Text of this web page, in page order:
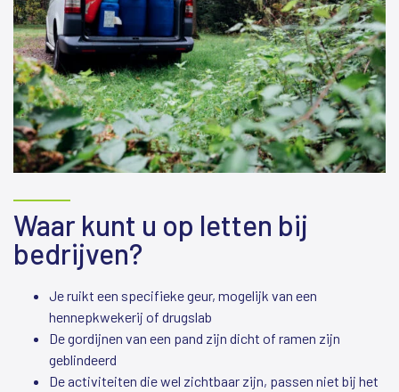
Waar kunt u op letten bij
bedrijven?
Je ruikt een specifieke geur, mogelijk van een
hennepkwekerij of drugslab
De gordijnen van een pand zijn dicht of ramen zijn
geblindeerd
De activiteiten die wel zichtbaar zijn, passen niet bij het